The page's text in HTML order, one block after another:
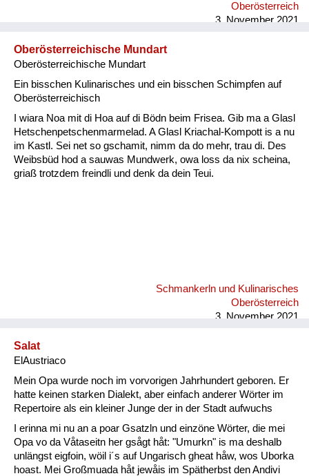
Oberösterreich
3. November 2021
Oberösterreichische Mundart
Oberösterreichische Mundart
Ein bisschen Kulinarisches und ein bisschen Schimpfen auf
Oberösterreichisch
I wiara Noa mit di Hoa auf di Bödn beim Frisea. Gib ma a Glasl
Hetschenpetschenmarmelad. A Glasl Kriachal-Kompott is a nu
im Kastl. Sei net so gschamit, nimm da do mehr, trau di. Des
Weibsbüd hod a sauwas Mundwerk, owa loss da nix scheina,
griaß trotzdem freindli und denk da dein Teui.
Schmankerln und Kulinarisches
Oberösterreich
3. November 2021
Salat
ElAustriaco
Mein Opa wurde noch im vorvorigen Jahrhundert geboren. Er
hatte keinen starken Dialekt, aber einfach anderer Wörter im
Repertoire als ein kleiner Junge der in der Stadt aufwuchs
I erinna mi nu an a poar Gsatzln und einzöne Wörter, die mei
Opa vo da Våtaseitn her gsågt håt: "Umurkn" is ma deshalb
unlängst eigfoin, wöil i´s auf Ungarisch gheat håw, wos Uborka
hoast. Mei Großmuada håt jewåis im Spätherbst den Andivi